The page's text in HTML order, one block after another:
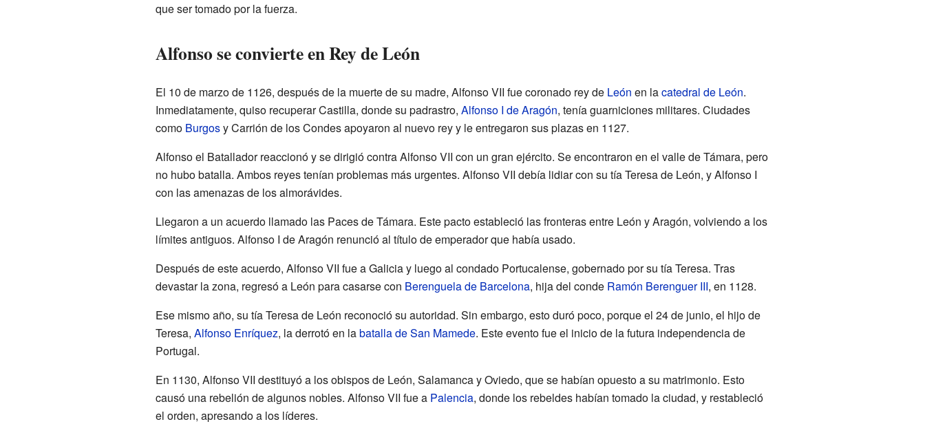
que ser tomado por la fuerza.
Alfonso se convierte en Rey de León
El 10 de marzo de 1126, después de la muerte de su madre, Alfonso VII fue coronado rey de León en lacatedral de León.
Inmediatamente, quiso recuperar Castilla, donde su padrastro, Alfonso I de Aragón, tenía guarniciones militares. Ciudades
como Burgosy Carrión de los Condes apoyaron al nuevo rey y le entregaron sus plazas en 1127.
Alfonso el Batallador reaccionó y se dirigió contra Alfonso VII con un gran ejército. Se encontraron en el valle de Támara, pero
no hubo batalla. Ambos reyes tenían problemas más urgentes. Alfonso VII debía lidiar con su tía Teresa de León, y Alfonso I
con las amenazas de los almorávides.
Llegaron a un acuerdo llamado las Paces de Támara. Este pacto estableció las fronteras entre León y Aragón, volviendo a los
límites antiguos. Alfonso I de Aragón renunció al título de emperador que había usado.
Después de este acuerdo, Alfonso VII fue a Galicia y luego al condado Portucalense, gobernado por su tía Teresa. Tras
devastar la zona, regresó a León para casarse con Berenguela de Barcelona, hija del conde Ramón Berenguer III, en 1128.
Ese mismo año, su tía Teresa de León reconoció su autoridad. Sin embargo, esto duró poco, porque el 24 de junio, el hijo de
Teresa, Alfonso Enríquez, la derrotó en labatalla de San Mamede. Este evento fue el inicio de la futura independencia de
Portugal.
En 1130, Alfonso VII destituyó a los obispos de León, Salamanca y Oviedo, que se habían opuesto a su matrimonio. Esto
causó una rebelión de algunos nobles. Alfonso VII fue a Palencia, donde los rebeldes habían tomado la ciudad, y restableció
el orden, apresando a los líderes.